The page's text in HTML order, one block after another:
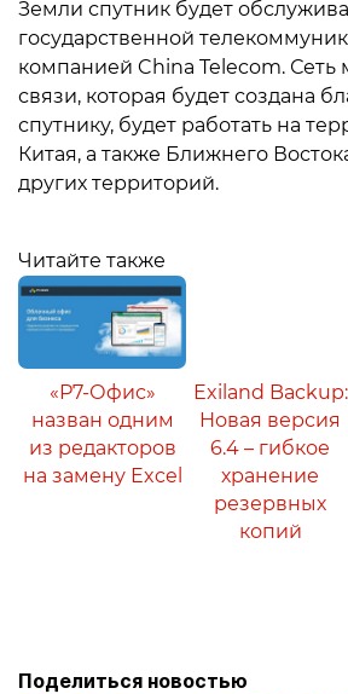
Земли спутник будет
государственной
компанией China Telecom. Сеть
связи, которая будет создана
спутнику, будет работать на
Китая, а также Ближнего
других территорий.
Читайте также
«Р7-Офис»
назван одним
из редакторов
на замену Excel
Exiland Backup:
Новая версия
6.4 – гибкое
хранение
резервных
копий
Поделиться новостью